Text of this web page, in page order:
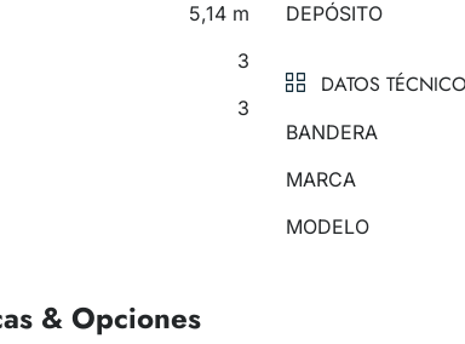
5,14 m
3
3
DEPÓSITO
DATOS
BANDERA
MARCA
MODELO
& Opciones